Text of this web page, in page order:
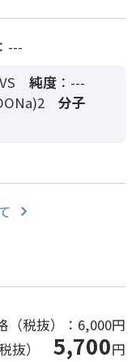
---
純度：---
分子
（税抜）： 6,000円
税抜）5,700円